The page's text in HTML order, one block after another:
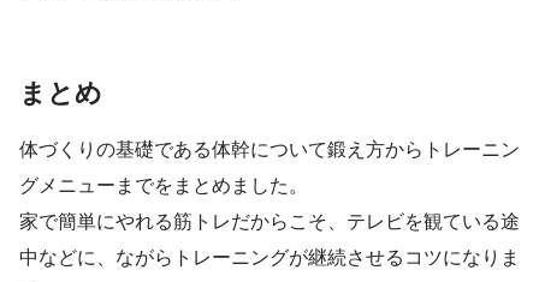
まとめ
体づくりの基礎である体幹について鍛え方からトレーニン
グメニューまでをまとめました。
家で簡単にやれる筋トレだからこそ、テレビを観ている途
中などに、ながらトレーニングが継続させるコツになりま